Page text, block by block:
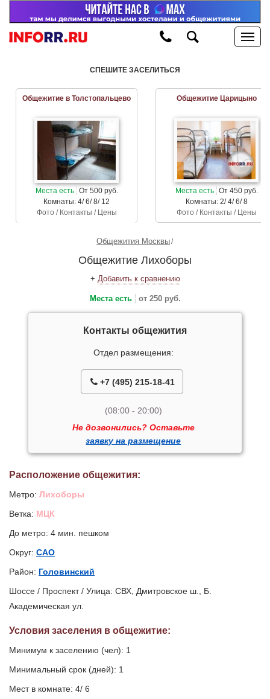
СПЕШИТЕ ЗАСЕЛИТЬСЯ
Общежитие в Толстопальцево
Места есть От 500 руб.
Комнаты: 4/ 6/ 8/ 12
Фото / Контакты / Цены
Общежитие Царицыно
Места есть От 450 руб.
Комнаты: 2/ 4/ 6/ 8
Фото / Контакты / Цены
Общежития Москвы
Общежитие Лихоборы
+ Добавить к сравнению
Места есть от 250 руб.
Контакты общежития
Отдел размещения:
+7 (495) 215-18-41
(08:00 - 20:00)
Не дозвонились? Оставьте
заявку на размещение
Расположение общежития:
Метро: Лихоборы
Ветка: МЦК
До метро: 4 мин. пешком
Округ: САО
Район: Головинский
Шоссе / Проспект / Улица: СВХ, Дмитровское ш., Б.
Академическая ул.
Условия заселения в общежитие:
Минимум к заселению (чел): 1
Минимальный срок (дней): 1
Мест в комнате: 4/ 6